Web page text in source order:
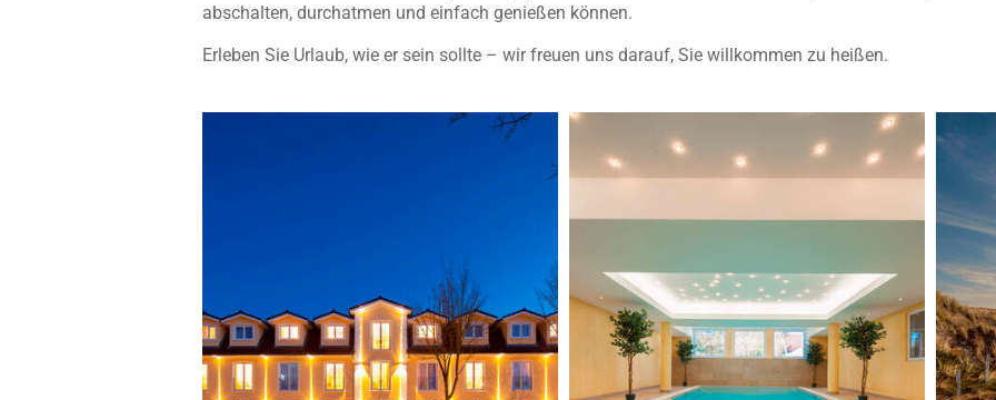
abschalten, durchatmen und einfach genießen können.
Erleben Sie Urlaub, wie er sein sollte – wir freuen uns darauf, Sie willkommen zu heißen.
Details